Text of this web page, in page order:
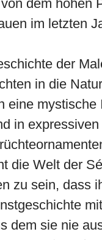
dem hohen
im letzten
der
in die
eine mystische
in
die Welt der
zu sein, dass
dem sie nie